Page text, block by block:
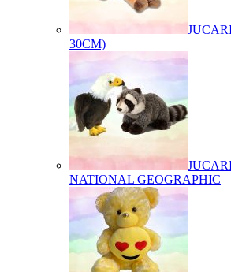
30CM)
NATIONAL GEOGRAPHIC